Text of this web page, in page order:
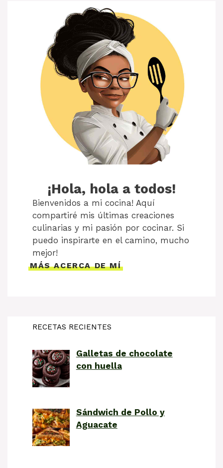
¡Hola, hola a todos!
Bienvenidos a mi cocina! Aquí
compartiré mis últimas creaciones
culinarias y mi pasión por cocinar. Si
puedo inspirarte en el camino, mucho
mejor!
MÁS ACERCA DE MÍ
RECETAS RECIENTES
Galletas de chocolate
con huella
Sándwich de Pollo y
Aguacate